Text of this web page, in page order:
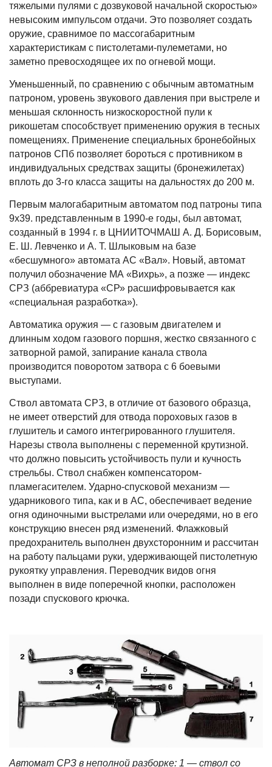
тяжелыми пулями с дозвуковой начальной скоростью»
невысоким импульсом отдачи. Это позволяет создать
оружие, сравнимое по массогабаритным
характеристикам с пистолетами-пулеметами, но
заметно превосходящее их по огневой мощи.
Уменьшенный, по сравнению с обычным автоматным
патроном, уровень звукового давления при выстреле и
меньшая склонность низкоскоростной пули к
рикошетам способствует применению оружия в тесных
помещениях. Применение специальных бронебойных
патронов СПб позволяет бороться с противником в
индивидуальных средствах защиты (бронежилетах)
вплоть до 3-го класса защиты на дальностях до 200 м.
Первым малогабаритным автоматом под патроны типа
9x39. представленным в 1990-е годы, был автомат,
созданный в 1994 г. в ЦНИИТОЧМАШ А. Д. Борисовым,
Е. Ш. Левченко и А. Т. Шлыковым на базе
«бесшумного» автомата АС «Вал». Новый, автомат
получил обозначение МА «Вихрь», а позже — индекс
СРЗ (аббревиатура «СР» расшифровывается как
«специальная разработка»).
Автоматика оружия — с газовым двигателем и
длинным ходом газового поршня, жестко связанного с
затворной рамой, запирание канала ствола
производится поворотом затвора с 6 боевыми
выступами.
Ствол автомата СРЗ, в отличие от базового образца,
не имеет отверстий для отвода пороховых газов в
глушитель и самого интегрированного глушителя.
Нарезы ствола выполнены с переменной крутизной.
что должно повысить устойчивость пули и кучность
стрельбы. Ствол снабжен компенсатором-
пламегасителем. Ударно-спусковой механизм —
ударникового типа, как и в АС, обеспечивает ведение
огня одиночными выстрелами или очередями, но в его
конструкцию внесен ряд изменений. Флажковый
предохранитель выполнен двухсторонним и рассчитан
на работу пальцами руки, удерживающей пистолетную
рукоятку управления. Переводчик видов огня
выполнен в виде поперечной кнопки, расположен
позади спускового крючка.
Автомат СРЗ в неполной разборке: 1 — ствол со